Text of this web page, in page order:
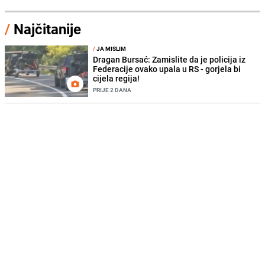
/ Najčitanije
/JA MISLIM
Dragan Bursać: Zamislite da je policija iz
Federacije ovako upala u RS - gorjela bi
cijela regija!
PRIJE 2 DANA